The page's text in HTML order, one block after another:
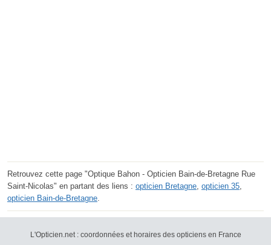
Retrouvez cette page "Optique Bahon - Opticien Bain-de-Bretagne Rue
Saint-Nicolas" en partant des liens : opticien Bretagne opticien 35
opticien Bain-de-Bretagne
L'Opticien.net : coordonnées et horaires des opticiens en France